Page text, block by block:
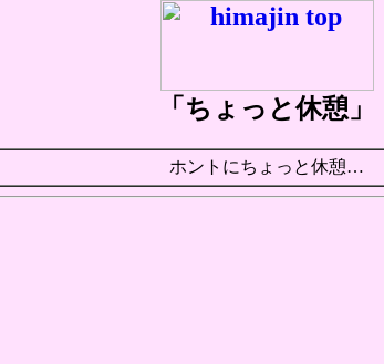
「ちょっと休憩」
ホントにちょっと休憩…